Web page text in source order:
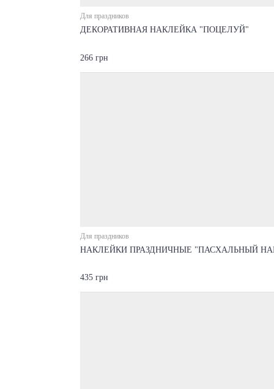
Для праздников
ДЕКОРАТИВНАЯ НАКЛЕЙКА "ПОЦЕЛУЙ"
266 грн
Для праздников
НАКЛЕЙКИ ПРАЗДНИЧНЫЕ "ПАСХАЛЬНЫЙ
435 грн